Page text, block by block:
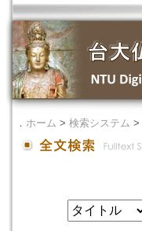
． ホーム > 検索システム >